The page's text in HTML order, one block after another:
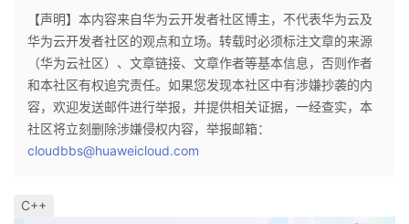
【声明】本内容来自华为云开发者社区博主，不代表华为云及
华为云开发者社区的观点和立场。转载时必须标注文章的来源
（华为云社区）、文章链接、文章作者等基本信息，否则作者
和本社区有权追究责任。如果您发现本社区中有涉嫌抄袭的内
容，欢迎发送邮件进行举报，并提供相关证据，一经查实，本
社区将立刻删除涉嫌侵权内容，举报邮箱：
cloudbbs@huaweicloud.com
C++